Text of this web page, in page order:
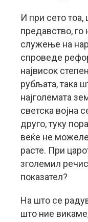
И при сето тоа,
предавство, го
служење на
спроведе
највисок
рубљата, така
најголемата
светска војна
друго, туку
веќе не можеле
расте. При
зголемил
показател?
На што се
што ние